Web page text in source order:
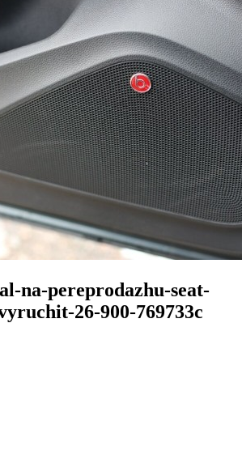
na-pereprodazhu-seat-
26-900-769733c